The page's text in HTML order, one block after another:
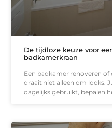
De tijdloze keuze voor
badkamerkraan
Een badkamer renoveren
draait niet alleen om looks.
dagelijks gebruikt, bepalen